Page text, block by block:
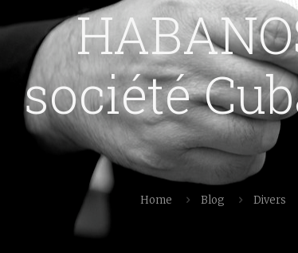
société
Home Blog Divers